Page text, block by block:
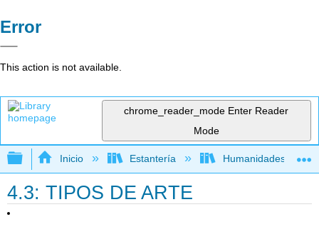
Error
This action is not available.
chrome_reader_mode Enter Reader
Mode
Expandir/contraer jerarquía global
Inicio Estantería Humanidades
4.3: TIPOS DE ARTE